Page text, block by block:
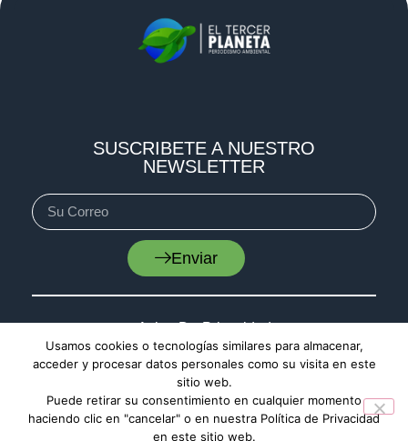
SUSCRIBETE A NUESTRO
NEWSLETTER
Enviar
Aviso De Privacidad
Cookies
Mapa De Sitio
Usamos cookies o tecnologías similares para almacenar,
acceder y procesar datos personales como su visita en este
sitio web.
Puede retirar su consentimiento en cualquier momento
haciendo clic en "cancelar" o en nuestra Política de Privacidad
en este sitio web.